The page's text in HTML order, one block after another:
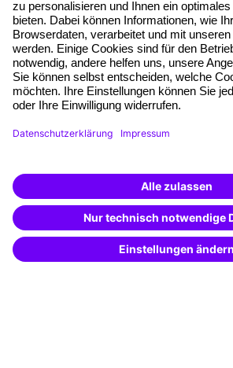
Planungssicherheit
Freie Seminarplätze
Qualitätsstandards
Planung und Locations
Fördermöglichkeiten
Weiterbildungs-App
Besondere Angebote
Potenzialanalyse
Transfercoaching
Weiterbildung finden -
mit KI-Power!
Beschreibe was du suchst und
passende Weiterbildungen vom
– schnell und treffsicher.